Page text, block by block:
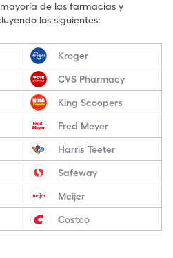
de las farmacias y
los siguientes:
Kroger
CVS Pharmacy
King Scoopers
Fred Meyer
Harris Teeter
Safeway
Meijer
Costco